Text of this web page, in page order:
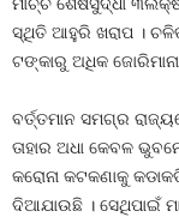
ସ୍ଥିତି ଆହୁରି ଖରାପ ।
ଟଙ୍କାରୁ ଅଧିକ
ବର୍ତ୍ତମାନ ସମଗ୍ର
ତାହାର ଅଧା କେବଳ
କରୋନା କଟକଣାକୁ
ଦିଆଯାଉଛି । ସେଥିପାଇଁ